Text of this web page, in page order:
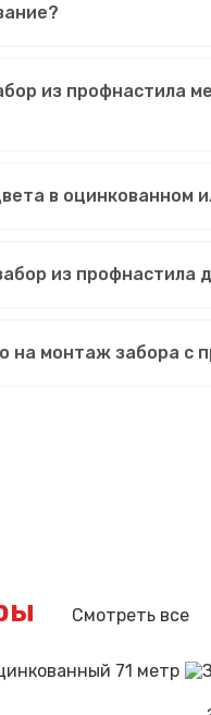
из профнастила
в оцинкованном
из профнастила
на монтаж забора с
Смотреть все